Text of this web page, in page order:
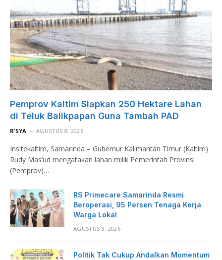
Pemprov Kaltim Siapkan 250 Hektare Lahan
di Teluk Balikpapan Guna Tambah PAD
R’SYA AGUSTUS 8, 2026
Insitekaltim, Samarinda – Gubernur Kalimantan Timur (Kaltim)
Rudy Mas’ud mengatakan lahan milik Pemerintah Provinsi
(Pemprov)…
RS Primecare Samarinda Resmi
Beroperasi, 95 Persen Tenaga Kerja
Warga Lokal
AGUSTUS 8, 2026
Politik Tak Cukup Andalkan Momentum